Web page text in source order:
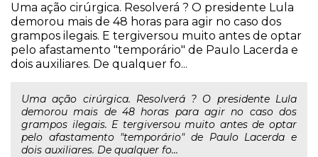
Uma ação cirúrgica. Resolverá ? O presidente Lula
demorou mais de 48 horas para agir no caso dos
grampos ilegais. E tergiversou muito antes de optar
pelo afastamento "temporário" de Paulo Lacerda e
dois auxiliares. De qualquer fo...
Uma ação cirúrgica. Resolverá ? O presidente Lula
demorou mais de 48 horas para agir no caso dos
grampos ilegais. E tergiversou muito antes de optar
pelo afastamento "temporário" de Paulo Lacerda e
dois auxiliares. De qualquer fo...